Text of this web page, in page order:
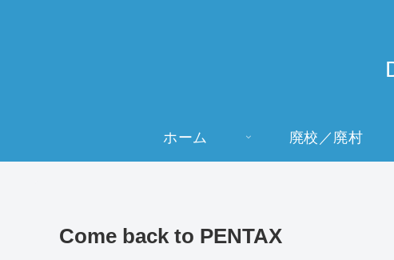
ホーム 廃校／廃村
Come back to PENTAX